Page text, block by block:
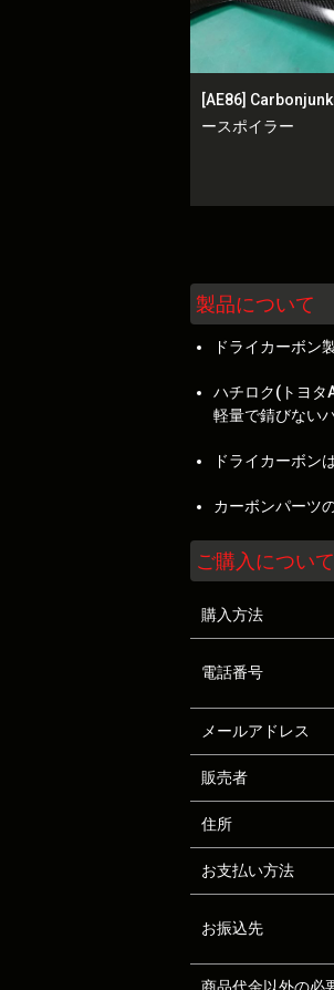
[AE86]
ースポイラー
製品について
ドライカーボン
ハチロク(トヨタ
軽量で錆びない
ドライカーボン
カーボンパーツ
ご購入について
購入方法
電話番号
メールアドレス
販売者
住所
お支払い方法
お振込先